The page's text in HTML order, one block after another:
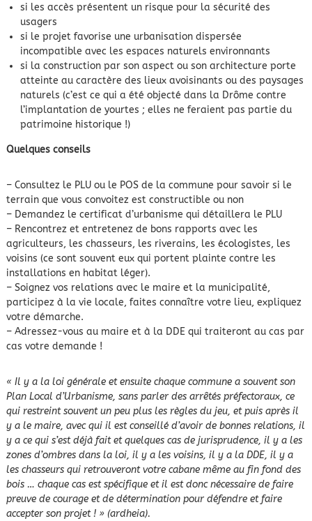
si les accès présentent un risque pour la sécurité des
usagers
si le projet favorise une urbanisation dispersée
incompatible avec les espaces naturels environnants
si la construction par son aspect ou son architecture porte
atteinte au caractère des lieux avoisinants ou des paysages
naturels (c’est ce qui a été objecté dans la Drôme contre
l’implantation de yourtes ; elles ne feraient pas partie du
patrimoine historique !)
Quelques conseils
– Consultez le PLU ou le POS de la commune pour savoir si le
terrain que vous convoitez est constructible ou non
– Demandez le certificat d’urbanisme qui détaillera le PLU
– Rencontrez et entretenez de bons rapports avec les
agriculteurs, les chasseurs, les riverains, les écologistes, les
voisins (ce sont souvent eux qui portent plainte contre les
installations en habitat léger).
– Soignez vos relations avec le maire et la municipalité,
participez à la vie locale, faites connaître votre lieu, expliquez
votre démarche.
– Adressez-vous au maire et à la DDE qui traiteront au cas par
cas votre demande !
« Il y a la loi générale et ensuite chaque commune a souvent son
Plan Local d’Urbanisme, sans parler des arrêtés préfectoraux, ce
qui restreint souvent un peu plus les règles du jeu, et puis après il
y a le maire, avec qui il est conseillé d’avoir de bonnes relations, il
y a ce qui s’est déjà fait et quelques cas de jurisprudence, il y a les
zones d’ombres dans la loi, il y a les voisins, il y a la DDE, il y a
les chasseurs qui retrouveront votre cabane même au fin fond des
bois … chaque cas est spécifique et il est donc nécessaire de faire
preuve de courage et de détermination pour défendre et faire
accepter son projet ! » (ardheia).